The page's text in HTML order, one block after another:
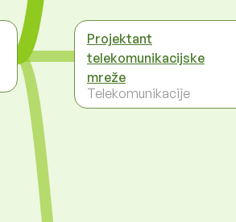
Projektant
telekomunikacijske
mreže
Telekomunikacije